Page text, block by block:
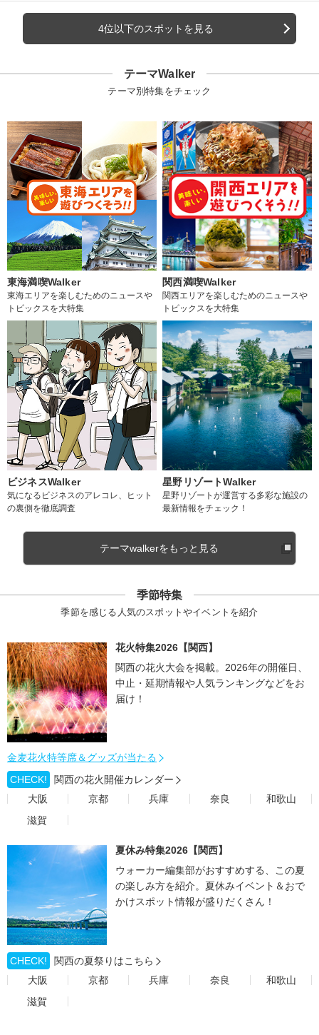
4位以下のスポットを見る
テーマWalker
テーマ別特集をチェック
東海満喫Walker
東海エリアを楽しむためのニュースや
トピックスを大特集
関西満喫Walker
関西エリアを楽しむためのニュースや
トピックスを大特集
ビジネスWalker
気になるビジネスのアレコレ、ヒット
の裏側を徹底調査
星野リゾートWalker
星野リゾートが運営する多彩な施設の
最新情報をチェック！
テーマwalkerをもっと見る
季節特集
季節を感じる人気のスポットやイベントを紹介
花火特集2026【関西】
関西の花火大会を掲載。2026年の開催日、
中止・延期情報や人気ランキングなどをお
届け！
金麦花火特等席＆グッズが当たる
CHECK!
関西の花火開催カレンダー
大阪
京都 兵庫 奈良
和歌山
滋賀
夏休み特集2026【関西】
ウォーカー編集部がおすすめする、この夏
の楽しみ方を紹介。夏休みイベント＆おで
かけスポット情報が盛りだくさん！
CHECK!
関西の夏祭りはこちら
大阪
京都 兵庫 奈良
和歌山
滋賀